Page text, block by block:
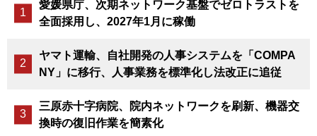
愛媛県庁、次期ネットワーク基盤でゼロトラストを
全面採用し、2027年1月に稼働
ヤマト運輸、自社開発の人事システムを「COMPA
NY」に移行、人事業務を標準化し法改正に追従
三原赤十字病院、院内ネットワークを刷新、機器交
換時の復旧作業を簡素化